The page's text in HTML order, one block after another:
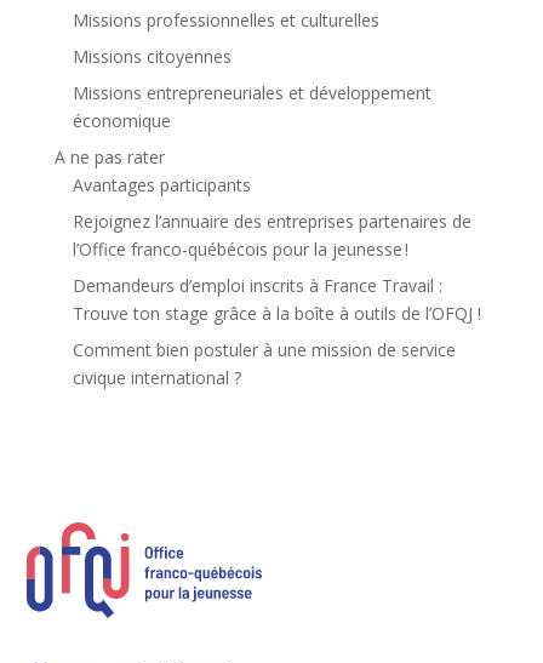
Missions professionnelles et culturelles
Missions citoyennes
Missions entrepreneuriales et développement
économique
A ne pas rater
Avantages participants
Rejoignez l’annuaire des entreprises partenaires de
l’Office franco-québécois pour la jeunesse !
Demandeurs d’emploi inscrits à France Travail :
Trouve ton stage grâce à la boîte à outils de l’OFQJ !
Comment bien postuler à une mission de service
civique international ?